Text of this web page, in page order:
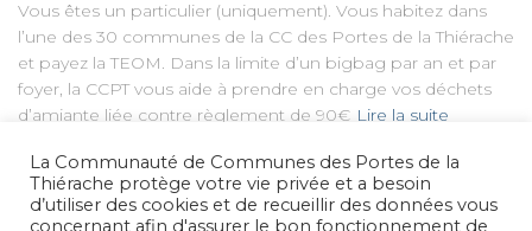
Vous êtes un particulier (uniquement). Vous habitez dans
l’une des 30 communes de la CC des Portes de la Thiérache
et payez la TEOM. Dans la limite d’un bigbag par an et par
foyer, la CCPT vous aide à prendre en charge vos déchets
d’amiante liée contre règlement de 90€ Lire la suite
La Communauté de Communes des Portes de la
Thiérache protège votre vie privée et a besoin
d’utiliser des cookies et de recueillir des données vous
concernant afin d'assurer le bon fonctionnement de